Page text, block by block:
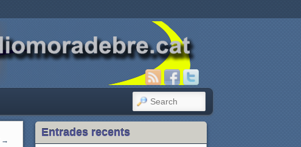
SEARCH
→
Entrades recents